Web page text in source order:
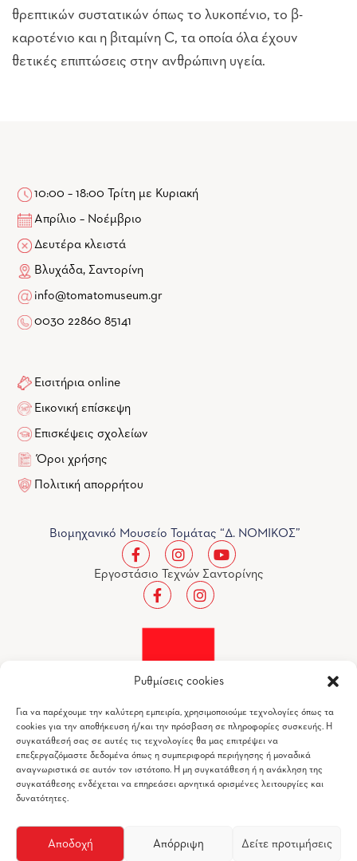
Ρυθμίσεις cookies
Για να παρέχουμε την καλύτερη εμπειρία, χρησιμοποιούμε τεχνολογίες όπως τα
cookies για την αποθήκευση ή/και την πρόσβαση σε πληροφορίες συσκευής. Η
συγκατάθεσή σας σε αυτές τις τεχνολογίες θα μας επιτρέψει να
επεξεργαζόμαστε δεδομένα όπως η συμπεριφορά περιήγησης ή μοναδικά
αναγνωριστικά σε αυτόν τον ιστότοπο. Η μη συγκατάθεση ή η ανάκληση της
συγκατάθεσης ενδέχεται να επηρεάσει αρνητικά ορισμένες λειτουργίες και
δυνατότητες.
Αποδοχή Απόρριψη Δείτε προτιμήσεις
θρεπτικών συστατικών όπως το λυκοπένιο, το β-
καροτένιο και η βιταμίνη C, τα οποία όλα έχουν
θετικές επιπτώσεις στην ανθρώπινη υγεία.
10:00 – 18:00 Τρίτη με Κυριακή
Απρίλιο – Νοέμβριο
Δευτέρα κλειστά
Βλυχάδα, Σαντορίνη
info@tomatomuseum.gr
0030 22860 85141
Εισιτήρια online
Εικονική επίσκεψη
Επισκέψεις σχολείων
Όροι χρήσης
Πολιτική απορρήτου
Βιομηχανικό Μουσείο Τομάτας “Δ. ΝΟΜΙΚΟΣ”
Εργοστάσιο Τεχνών Σαντορίνης
Βιομηχανικό Μουσείο Τομάτας "Δ.ΝΟΜΙΚΟΣ" © 2026